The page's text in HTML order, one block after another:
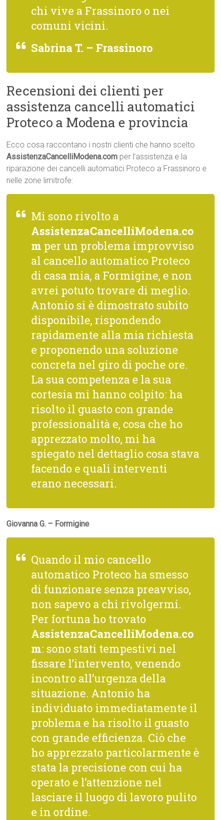
chi vive a Frassinoro o nei
comuni vicini.
Sabrina T. – Frassinoro
Recensioni dei clienti per
assistenza cancelli automatici
Proteco a Modena e provincia
Ecco cosa raccontano i nostri clienti che hanno scelto
AssistenzaCancelliModena.com per l’assistenza e la
riparazione dei cancelli automatici Proteco a Frassinoro e
nelle zone limitrofe:
Mi sono rivolto a
AssistenzaCancelliModena.co
m per un problema improvviso
al cancello automatico Proteco
di casa mia, a Formigine, e non
avrei potuto trovare di meglio.
Antonio si è dimostrato subito
disponibile, rispondendo
rapidamente alla mia richiesta
e proponendo una soluzione
concreta nel giro di poche ore.
La sua competenza e la sua
cortesia mi hanno colpito: ha
risolto il guasto con grande
professionalità e, cosa che ho
apprezzato molto, mi ha
spiegato nel dettaglio cosa stava
facendo e quali interventi
erano necessari.
Giovanna G. – Formigine
Quando il mio cancello
automatico Proteco ha smesso
di funzionare senza preavviso,
non sapevo a chi rivolgermi.
Per fortuna ho trovato
AssistenzaCancelliModena.co
m: sono stati tempestivi nel
fissare l’intervento, venendo
incontro all’urgenza della
situazione. Antonio ha
individuato immediatamente il
problema e ha risolto il guasto
con grande efficienza. Ciò che
ho apprezzato particolarmente è
stata la precisione con cui ha
operato e l’attenzione nel
lasciare il luogo di lavoro pulito
e in ordine.